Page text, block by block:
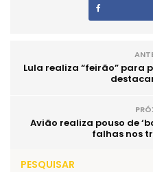
Lula realiza “feirão” para
Avião realiza pouso de
falhas nos
PESQUISAR